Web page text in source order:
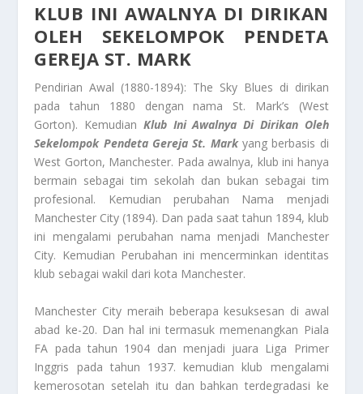
KLUB INI AWALNYA DI DIRIKAN
OLEH SEKELOMPOK PENDETA
GEREJA ST. MARK
Pendirian Awal (1880-1894): The Sky Blues di dirikan
pada tahun 1880 dengan nama St. Mark’s (West
Gorton). Kemudian Klub Ini Awalnya Di Dirikan Oleh
Sekelompok Pendeta Gereja St. Markyang berbasis di
West Gorton, Manchester. Pada awalnya, klub ini hanya
bermain sebagai tim sekolah dan bukan sebagai tim
profesional. Kemudian perubahan Nama menjadi
Manchester City (1894). Dan pada saat tahun 1894, klub
ini mengalami perubahan nama menjadi Manchester
City. Kemudian Perubahan ini mencerminkan identitas
klub sebagai wakil dari kota Manchester.
Manchester City meraih beberapa kesuksesan di awal
abad ke-20. Dan hal ini termasuk memenangkan Piala
FA pada tahun 1904 dan menjadi juara Liga Primer
Inggris pada tahun 1937. kemudian klub mengalami
kemerosotan setelah itu dan bahkan terdegradasi ke